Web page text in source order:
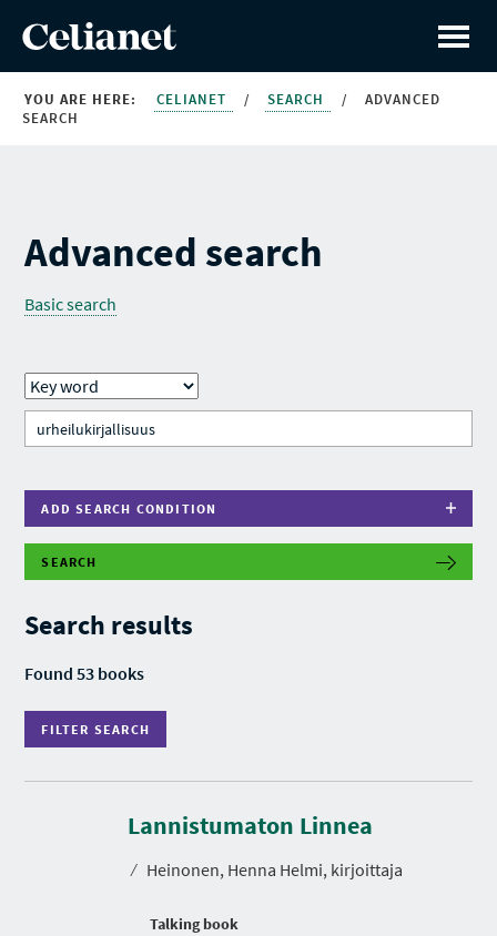
YOU ARE HERE: CELIANET / SEARCH /
ADVANCED
SEARCH
Advanced search
Basic search
ADD SEARCH CONDITION
SEARCH
Search results
Found 53 books
FILTER SEARCH
F
T
S
A
R
C
Lannistumaton Linnea
⁄ Heinonen, Henna Helmi, kirjoittaja
Talking book
D
r
a
i